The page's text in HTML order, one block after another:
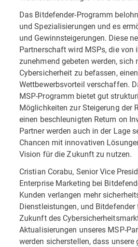
Das Bitdefender-Programm
und Spezialisierungen und es
und Gewinnsteigerungen. Diese
Partnerschaft wird MSPs, die von
zunehmend gebeten werden, sich
Cybersicherheit zu befassen, einen
Wettbewerbsvorteil verschaffen.
MSP-Programm bietet gut
Möglichkeiten zur Steigerung der
einen beschleunigten Return on
Partner werden auch in der Lage
Chancen mit innovativen
Vision für die Zukunft zu nutzen.
Cristian Corabu, Senior Vice
Enterprise Marketing bei
Kunden verlangen mehr
Dienstleistungen, und
Zukunft des
Aktualisierungen unseres MSP-
werden sicherstellen, dass unsere